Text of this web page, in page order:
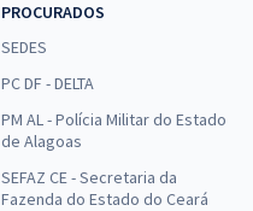
PROCURADOS
SEDES
PC DF - DELTA
PM AL - Polícia Militar do Estado
de Alagoas
SEFAZ CE - Secretaria da
Fazenda do Estado do Ceará